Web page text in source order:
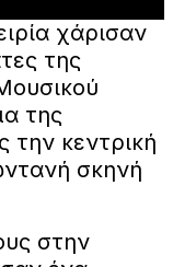
χάρισαν
της
της
την κεντρική
σκηνή
στην